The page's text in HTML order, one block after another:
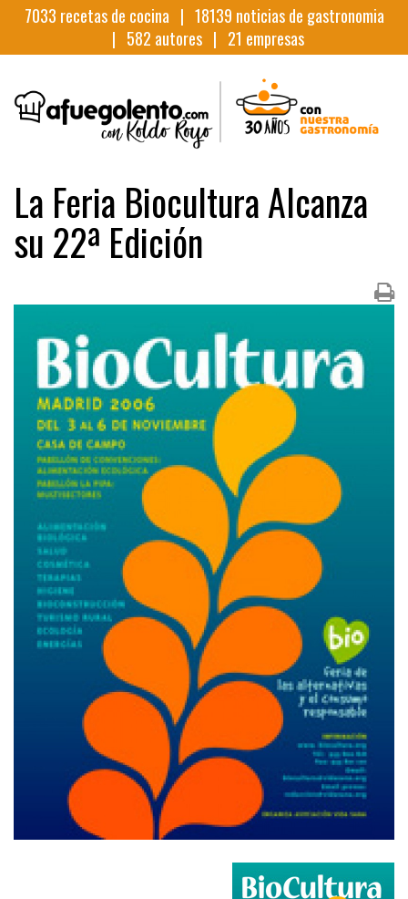
7033 recetas de cocina | 18139 noticias de gastronomia
| 582 autores | 21 empresas
La Feria Biocultura Alcanza
su 22ª Edición